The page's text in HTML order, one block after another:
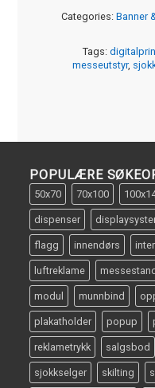
Categories: Banner
Tags:
messeutstyr,
POPULÆRE
50x70 70x100
dispenser
flagg innendørs
luftreklame messestand
modul munnbind
plakatholder popup
reklametrykk salgsbod
sjokkselger skilting